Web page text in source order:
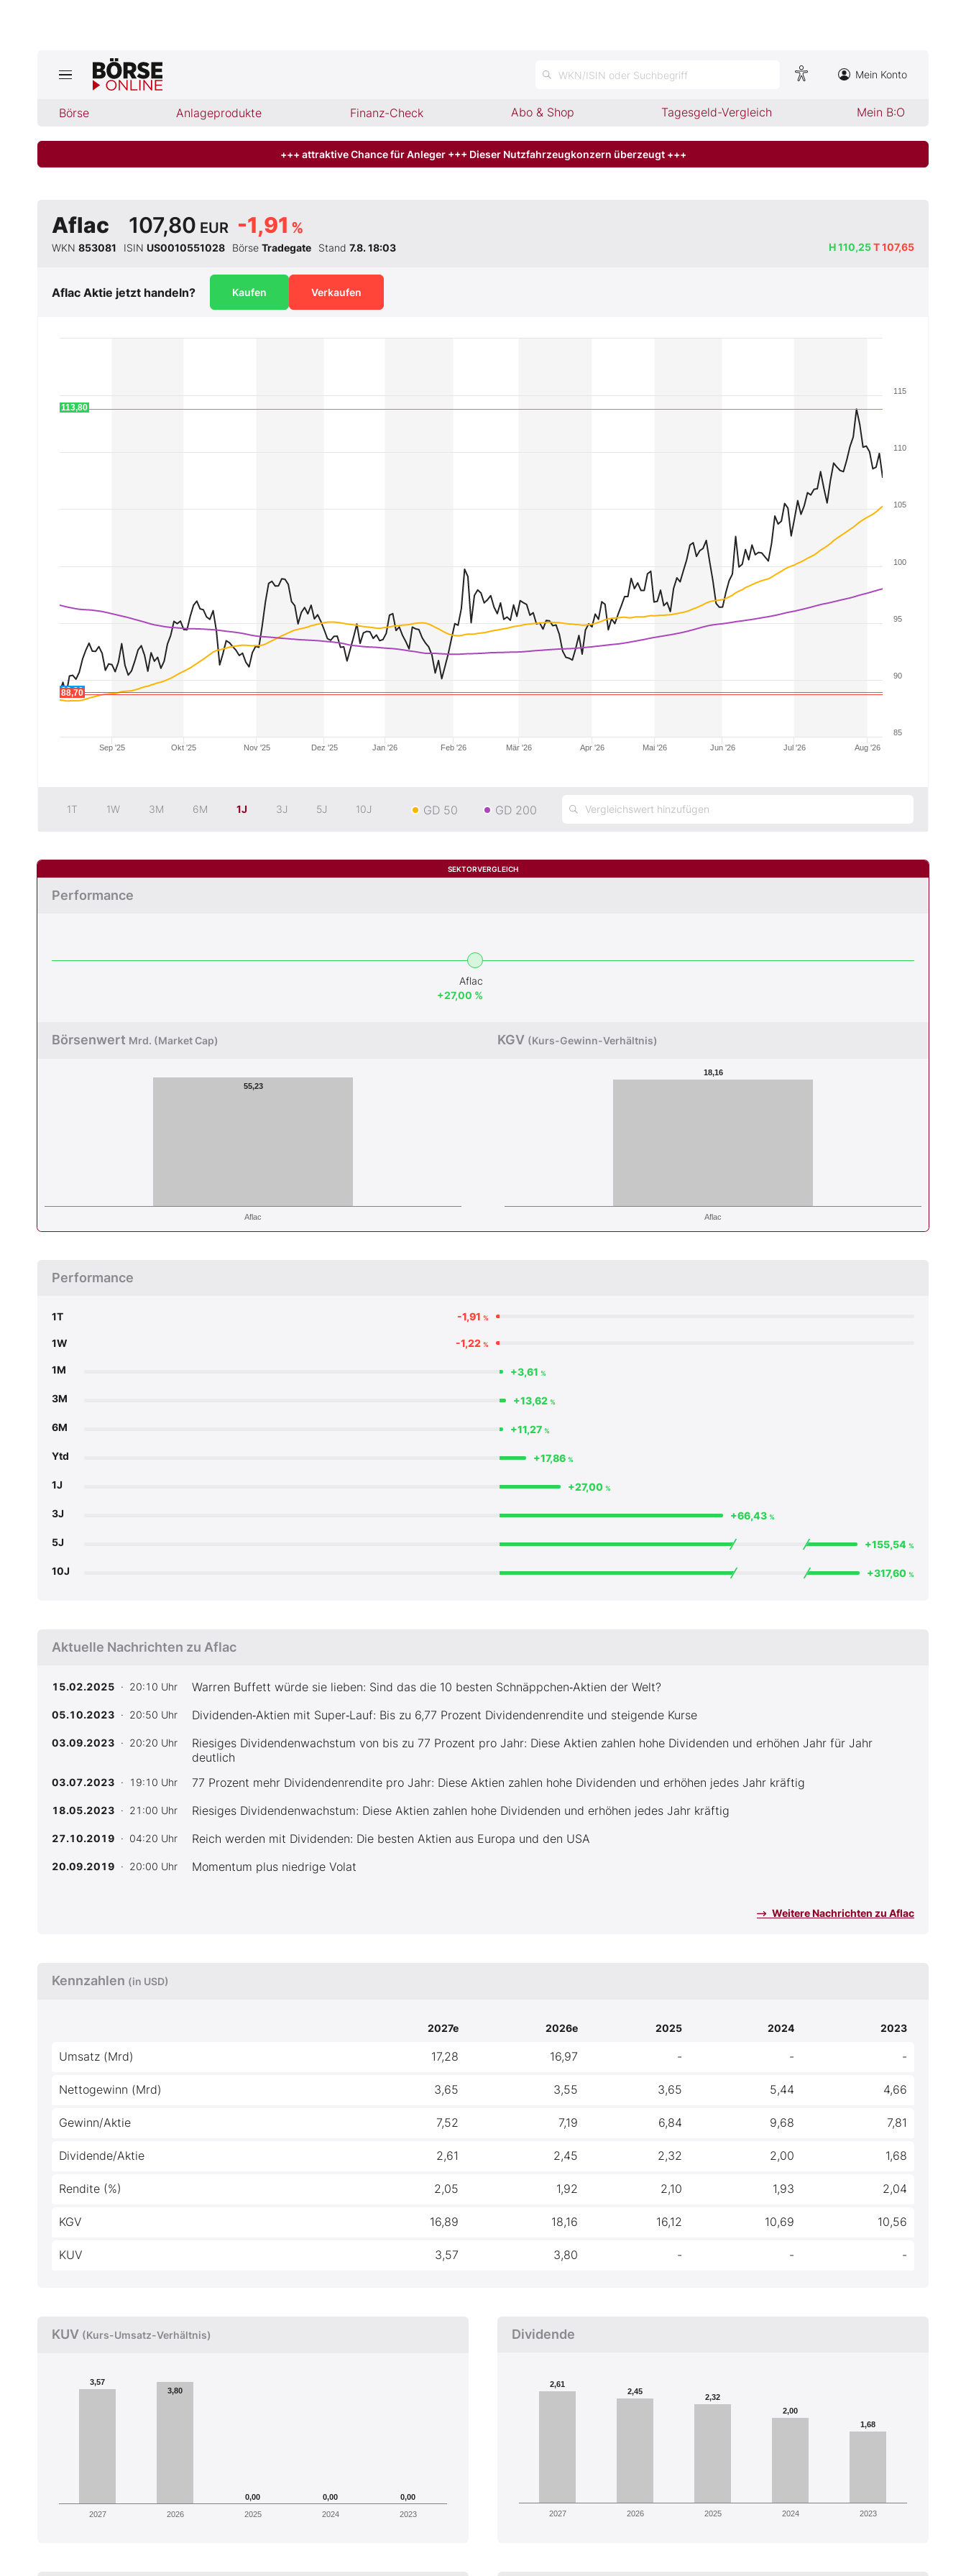
WKN/ISIN oder Suchbegriff Mein Konto
Börse Anlageprodukte Finanz-Check Abo & Shop Tagesgeld-Vergleich Mein B:O
Börse
Abo & Shop
Mein Konto
+++ attraktive Chance für Anleger +++ Dieser Nutzfahrzeugkonzern überzeugt +++
Aflac -1,91 %
107,80 EUR
H110,25T107,65
WKN 853081 ISIN US0010551028 Börse Tradegate Stand 7.8. 18:03
Aflac Aktie jetzt handeln? Kaufen Verkaufen
Sep '25 Okt '25 Nov '25 Dez '25 Jan '26 Feb '26 Mär '26 Apr '26 Mai '26 Jun '26 Jul '26 Aug '26
85
90
95
100
105
110
115
88,90
88,70
113,80
1T 1W 3M 6M 1J 3J 5J 10J GD 50 GD 200
SEKTORVERGLEICH
Performance
Aflac
+27,00 %
Börsenwert Mrd. (Market Cap)
55,23
Aflac
KGV (Kurs-Gewinn-Verhältnis)
18,16
Aflac
Performance
1T -1,91 %
1W -1,22 %
1M +3,61 %
3M +13,62%
6M +11,27 %
Ytd +17,86 %
1J +27,00%
3J +66,43%
5J +155,54 %
10J +317,60 %
Aktuelle Nachrichten zu Aflac
15.02.2025 · 20:10 Uhr Warren Buffett würde sie lieben: Sind das die 10 besten Schnäppchen‑Aktien der Welt?
05.10.2023 · 20:50 Uhr Dividenden‑Aktien mit Super‑Lauf: Bis zu 6,77 Prozent Dividendenrendite und steigende Kurse
03.09.2023 · 20:20 Uhr
Riesiges Dividendenwachstum von bis zu 77 Prozent pro Jahr: Diese Aktien zahlen hohe Dividenden und erhöhen Jahr für Jahr
deutlich
03.07.2023 · 19:10 Uhr 77 Prozent mehr Dividendenrendite pro Jahr: Diese Aktien zahlen hohe Dividenden und erhöhen jedes Jahr kräftig
18.05.2023 · 21:00 Uhr Riesiges Dividendenwachstum: Diese Aktien zahlen hohe Dividenden und erhöhen jedes Jahr kräftig
27.10.2019 · 04:20 Uhr Reich werden mit Dividenden: Die besten Aktien aus Europa und den USA
20.09.2019 · 20:00 Uhr Momentum plus niedrige Volat
Weitere Nachrichten zu Aflac
Kennzahlen (in USD)
2027e 2026e 2025 2024 2023
Umsatz (Mrd) 17,28 16,97 - - -
Nettogewinn (Mrd) 3,65 3,55 3,65 5,44 4,66
Gewinn/Aktie 7,52 7,19 6,84 9,68 7,81
Dividende/Aktie 2,61 2,45 2,32 2,00 1,68
Rendite (%) 2,05 1,92 2,10 1,93 2,04
KGV 16,89 18,16 16,12 10,69 10,56
KUV 3,57 3,80 - - -
KUV (Kurs-Umsatz-Verhältnis)
3,57
3,80
0,00 0,00
0,00
2027
2026 2025 2024 2023
Dividende
2,61
2,45
2,32
2,00
1,68
2027 2026 2025 2024 2023